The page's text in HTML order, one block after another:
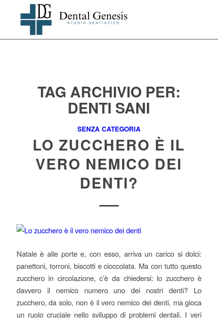
TAG ARCHIVIO PER:
DENTI SANI
SENZA CATEGORIA
LO ZUCCHERO È IL
VERO NEMICO DEI
DENTI?
Natale è alle porte e, con esso, arriva un carico si dolci:
panettoni, torroni, biscotti e cioccolata. Ma con tutto questo
zucchero in circolazione, c’è da chiedersi: lo zucchero è
davvero il nemico numero uno dei nostri denti? Lo
zucchero, da solo, non è il vero nemico dei denti, ma gioca
un ruolo cruciale nello sviluppo di problemi dentali. I veri